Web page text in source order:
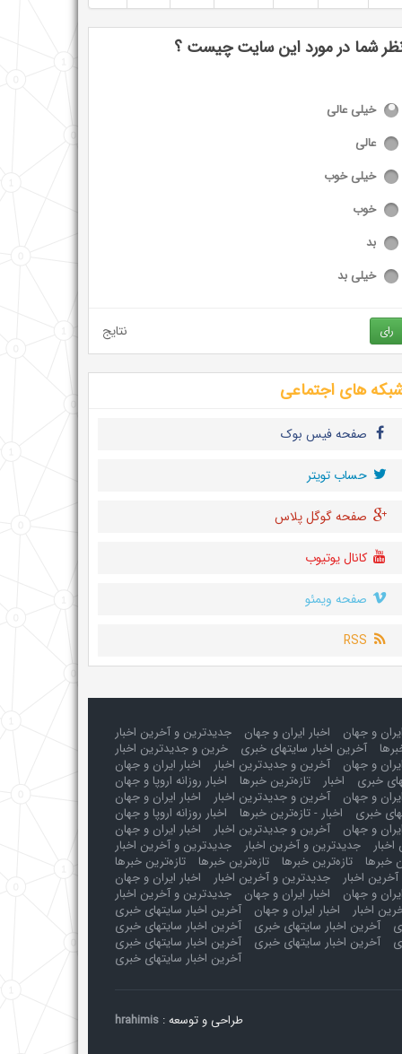
شما در مورد این سایت چیست ؟
خیلی عالی
عالی
خیلی خوب
خوب
بد
خیلی بد
رای نتایج
های اجتماعی
صفحه فیس بوک
حساب تويتر
صفحه گوگل پلاس
کانال یوتیوب
صفحه ویمئو
و جهان اخبار ایران و جهان
جدیدترین و آخرین اخبار
آخرین اخبار سایتهای خبری
خرین و جدیدترین اخبار
و جهان
آخرین و جدیدترین اخبار
اخبار ایران و جهان
خبری
اخبار تازه‌ترین خبرها
اخبار روزانه اروپا و جهان
و جهان
آخرین و جدیدترین اخبار
اخبار ایران و جهان
خبری
اخبار - تازه‌ترین خبرها
اخبار روزانه اروپا و جهان
و جهان
آخرین و جدیدترین اخبار
اخبار ایران و جهان
جدیدترین و آخرین اخبار
جدیدترین و آخرین اخبار
خبرها
تازه‌ترین خبرها تازه‌ترین خبرها
تازه‌ترین خبرها
اخبار
جدیدترین و آخرین اخبار
اخبار ایران و جهان
و جهان
اخبار ایران و جهان
جدیدترین و آخرین اخبار
اخبار
اخبار ایران و جهان
آخرین اخبار سایتهای خبری
آخرین اخبار سایتهای خبری
آخرین اخبار سایتهای خبری
آخرین اخبار سایتهای خبری
آخرین اخبار سایتهای خبری
آخرین اخبار سایتهای خبری
طراحی و توسعه : hrahimis